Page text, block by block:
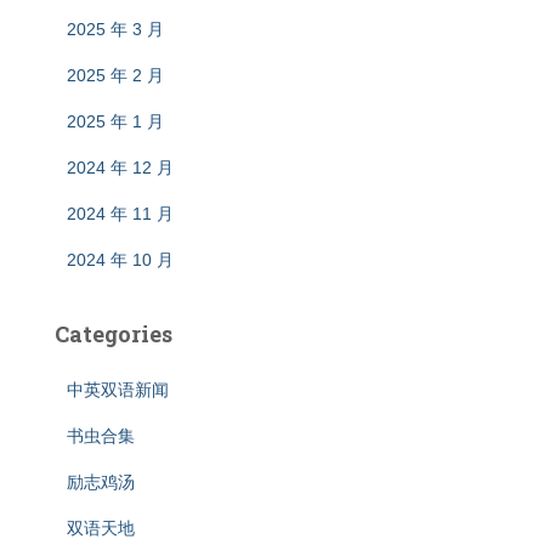
2025 年 3 月
2025 年 2 月
2025 年 1 月
2024 年 12 月
2024 年 11 月
2024 年 10 月
Categories
中英双语新闻
书虫合集
励志鸡汤
双语天地